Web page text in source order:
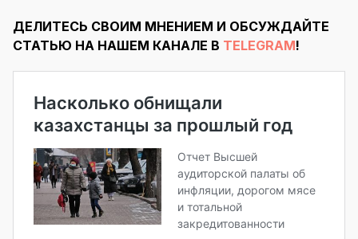
ДЕЛИТЕСЬ СВОИМ МНЕНИЕМ И ОБСУЖДАЙТЕ
СТАТЬЮ НА НАШЕМ КАНАЛЕ В TELEGRAM!